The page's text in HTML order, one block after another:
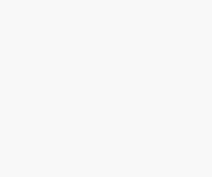
Việc sử dụng nhiều mặt của